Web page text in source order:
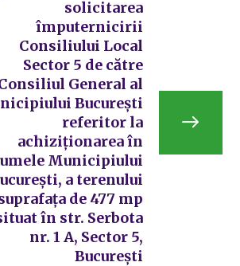
solicitarea
împuternicirii
Consiliului Local
Sector 5 de către
General al
București
referitor la
achiziționarea în
Municipiului
a terenului
de 477 mp
în str. Serbota
nr. 1 A, Sector 5,
București